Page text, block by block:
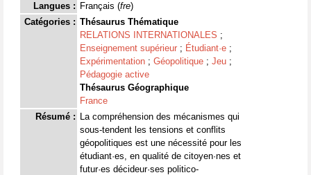
Langues : Français (fre)
Catégories : Thésaurus Thématique
RELATIONS INTERNATIONALES ;
Enseignement supérieur ; Étudiant·e ;
Expérimentation ; Géopolitique ; Jeu ;
Pédagogie active
Thésaurus Géographique
France
Résumé : La compréhension des mécanismes qui
sous-tendent les tensions et conflits
géopolitiques est une nécessité pour les
étudiant·es, en qualité de citoyen·nes et
futur·es décideur·ses politico-